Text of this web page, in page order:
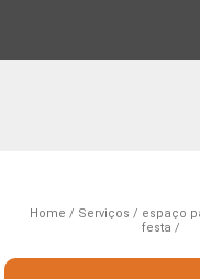
Home Serviços
espaço
festa